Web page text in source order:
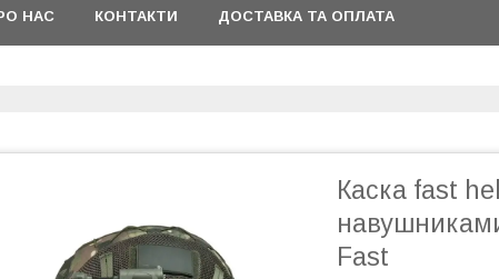
НАС КОНТАКТИ ДОСТАВКА ТА ОПЛАТА
Каска fast
Fast